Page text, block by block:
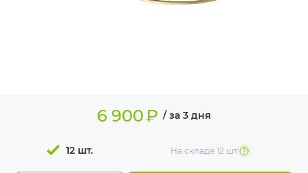
6 900₽ / за 3 дня
12 шт. На складе 12 шт